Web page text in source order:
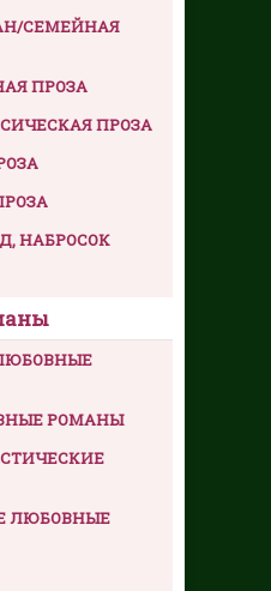
СЕМЕЙНАЯ
ПРОЗА
ПРОЗА
НАБРОСОК
РОМАНЫ
ЛЮБОВНЫЕ